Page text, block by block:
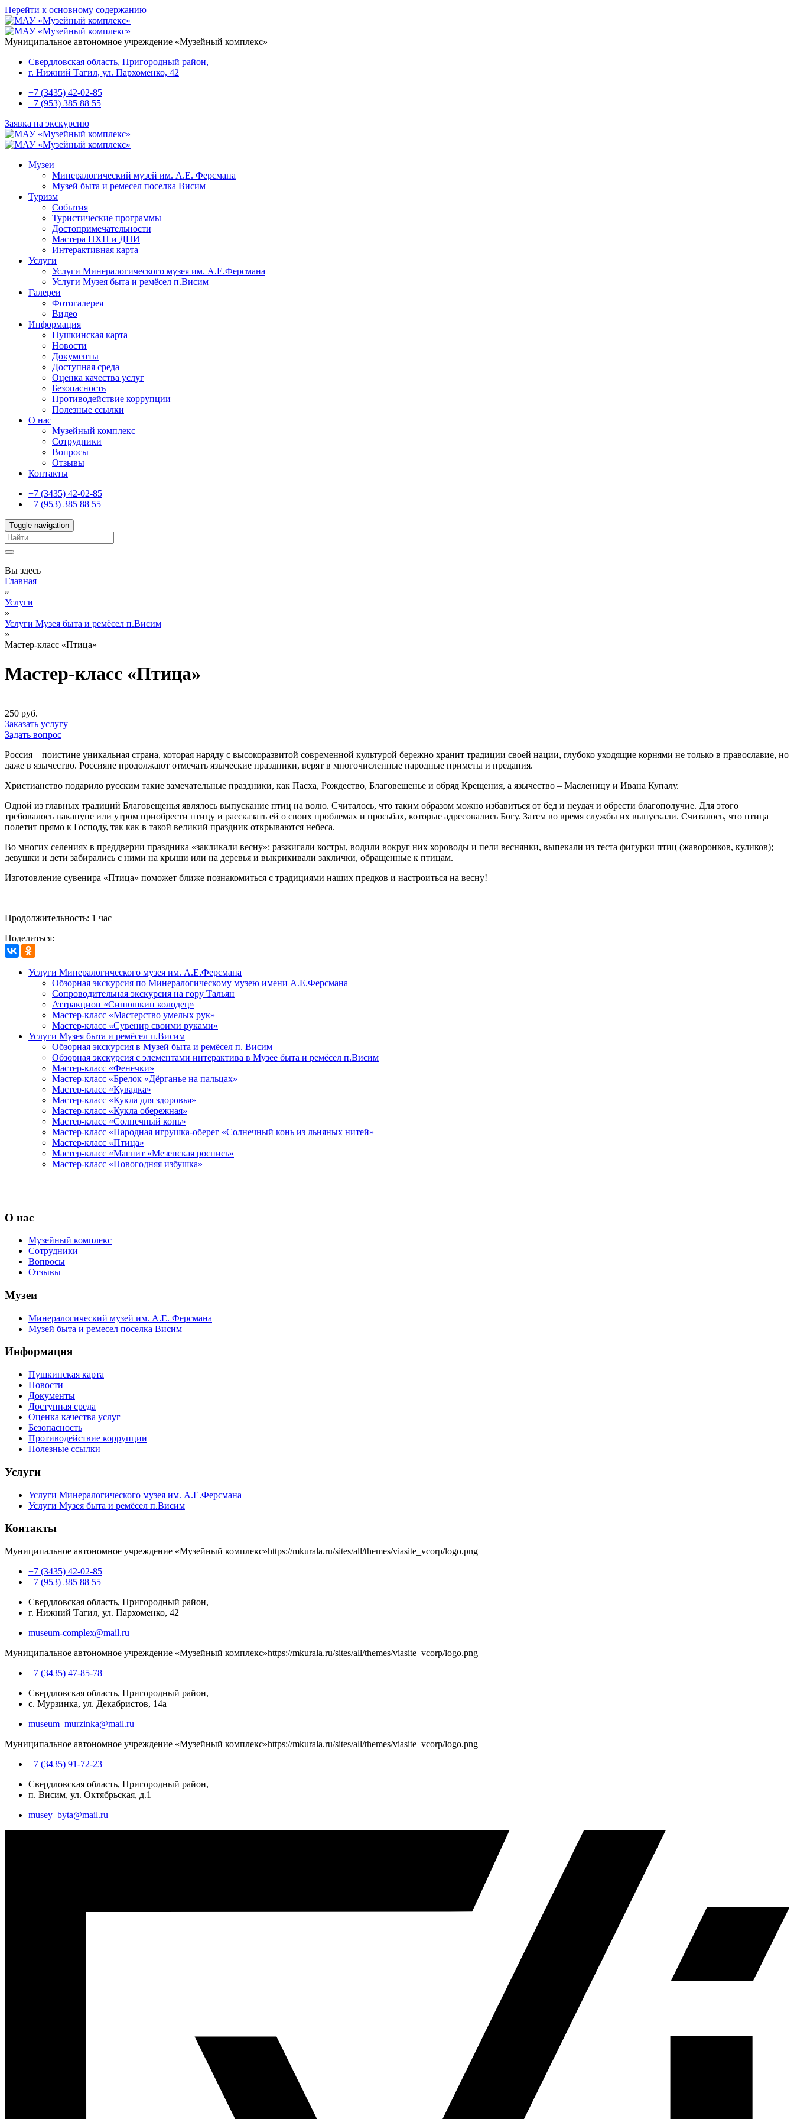
Перейти к основному содержанию
Муниципальное автономное учреждение «Музейный комплекс»
Свердловская область, Пригородный район,
г. Нижний Тагил, ул. Пархоменко, 42
+7 (3435) 42-02-85
+7 (953) 385 88 55
Заявка на экскурсию
Музеи
Минералогический музей им. А.Е. Ферсмана
Музей быта и ремесел поселка Висим
Туризм
События
Туристические программы
Достопримечательности
Мастера НХП и ДПИ
Интерактивная карта
Услуги
Услуги Минералогического музея им. А.Е.Ферсмана
Услуги Музея быта и ремёсел п.Висим
Галереи
Фотогалерея
Видео
Информация
Пушкинская карта
Новости
Документы
Доступная среда
Оценка качества услуг
Безопасность
Противодействие коррупции
Полезные ссылки
О нас
Музейный комплекс
Сотрудники
Вопросы
Отзывы
Контакты
+7 (3435) 42-02-85
+7 (953) 385 88 55
Toggle navigation
Вы здесь
Главная
»
Услуги
»
Услуги Музея быта и ремёсел п.Висим
»
Мастер-класс «Птица»
Мастер-класс «Птица»
250 руб.
Заказать услугу
Задать вопрос
Россия – поистине уникальная страна, которая наряду с высокоразвитой современной культурой бережно хранит традиции своей нации, глубоко уходящие корнями не только в православие, но
даже в язычество. Россияне продолжают отмечать языческие праздники, верят в многочисленные народные приметы и предания.
Христианство подарило русским такие замечательные праздники, как Пасха, Рождество, Благовещенье и обряд Крещения, а язычество – Масленицу и Ивана Купалу.
Одной из главных традиций Благовещенья являлось выпускание птиц на волю. Считалось, что таким образом можно избавиться от бед и неудач и обрести благополучие. Для этого
требовалось накануне или утром приобрести птицу и рассказать ей о своих проблемах и просьбах, которые адресовались Богу. Затем во время службы их выпускали. Считалось, что птица
полетит прямо к Господу, так как в такой великий праздник открываются небеса.
Во многих селениях в преддверии праздника «закликали весну»: разжигали костры, водили вокруг них хороводы и пели веснянки, выпекали из теста фигурки птиц (жаворонков, куликов);
девушки и дети забирались с ними на крыши или на деревья и выкрикивали заклички, обращенные к птицам.
Изготовление сувенира «Птица» поможет ближе познакомиться с традициями наших предков и настроиться на весну!
Продолжительность: 1 час
Поделиться:
Услуги Минералогического музея им. А.Е.Ферсмана
Обзорная экскурсия по Минералогическому музею имени А.Е.Ферсмана
Сопроводительная экскурсия на гору Тальян
Аттракцион «Синюшкин колодец»
Мастер-класс «Мастерство умелых рук»
Мастер-класс «Сувенир своими руками»
Услуги Музея быта и ремёсел п.Висим
Обзорная экскурсия в Музей быта и ремёсел п. Висим
Обзорная экскурсия с элементами интерактива в Музее быта и ремёсел п.Висим
Мастер-класс «Фенечки»
Мастер-класс «Брелок «Дёрганье на пальцах»
Мастер-класс «Кувадка»
Мастер-класс «Кукла для здоровья»
Мастер-класс «Кукла обережная»
Мастер-класс «Солнечный конь»
Мастер-класс «Народная игрушка-оберег «Солнечный конь из льняных нитей»
Мастер-класс «Птица»
Мастер-класс «Магнит «Мезенская роспись»
Мастер-класс «Новогодняя избушка»
О нас
Музейный комплекс
Сотрудники
Вопросы
Отзывы
Музеи
Минералогический музей им. А.Е. Ферсмана
Музей быта и ремесел поселка Висим
Информация
Пушкинская карта
Новости
Документы
Доступная среда
Оценка качества услуг
Безопасность
Противодействие коррупции
Полезные ссылки
Услуги
Услуги Минералогического музея им. А.Е.Ферсмана
Услуги Музея быта и ремёсел п.Висим
Контакты
Муниципальное автономное учреждение «Музейный комплекс»https://mkurala.ru/sites/all/themes/viasite_vcorp/logo.png
+7 (3435) 42-02-85
+7 (953) 385 88 55
Свердловская область, Пригородный район,
г. Нижний Тагил, ул. Пархоменко, 42
museum-complex@mail.ru
Муниципальное автономное учреждение «Музейный комплекс»https://mkurala.ru/sites/all/themes/viasite_vcorp/logo.png
+7 (3435) 47-85-78
Свердловская область, Пригородный район,
с. Мурзинка, ул. Декабристов, 14а
museum_murzinka@mail.ru
Муниципальное автономное учреждение «Музейный комплекс»https://mkurala.ru/sites/all/themes/viasite_vcorp/logo.png
+7 (3435) 91-72-23
Свердловская область, Пригородный район,
п. Висим, ул. Октябрьская, д.1
musey_byta@mail.ru